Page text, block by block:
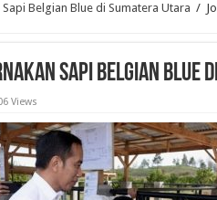
Belgian Blue di Sumatera Utara /
Sapi Belgian Blue
Views